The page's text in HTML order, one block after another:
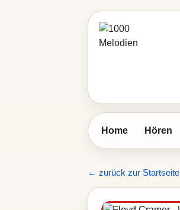
Home Hören
← zurück zur Startseite